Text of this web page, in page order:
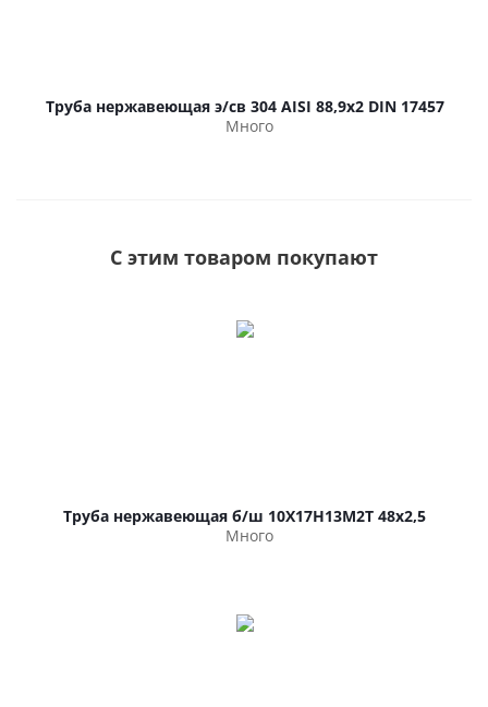
Труба нержавеющая э/св 304 AISI 88,9х2 DIN 17457
Много
С этим товаром покупают
Труба нержавеющая б/ш 10Х17Н13М2Т 48х2,5
Много